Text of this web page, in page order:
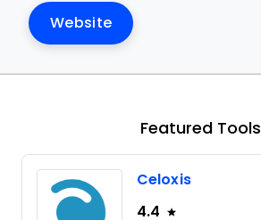
Website
Featured Tools
Celoxis
4.4